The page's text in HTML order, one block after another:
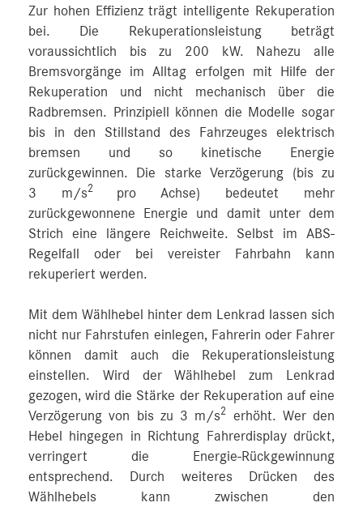
Zur hohen Effizienz trägt intelligente Rekuperation
bei. Die Rekuperationsleistung beträgt
voraussichtlich bis zu 200 kW. Nahezu alle
Bremsvorgänge im Alltag erfolgen mit Hilfe der
Rekuperation und nicht mechanisch über die
Radbremsen. Prinzipiell können die Modelle sogar
bis in den Stillstand des Fahrzeuges elektrisch
bremsen und so kinetische Energie
zurückgewinnen. Die starke Verzögerung (bis zu
3 m/s2 pro Achse) bedeutet mehr
zurückgewonnene Energie und damit unter dem
Strich eine längere Reichweite. Selbst im ABS-
Regelfall oder bei vereister Fahrbahn kann
rekuperiert werden.
Mit dem Wählhebel hinter dem Lenkrad lassen sich
nicht nur Fahrstufen einlegen, Fahrerin oder Fahrer
können damit auch die Rekuperationsleistung
einstellen. Wird der Wählhebel zum Lenkrad
gezogen, wird die Stärke der Rekuperation auf eine
Verzögerung von bis zu 3 m/s2
erhöht. Wer den
Hebel hingegen in Richtung Fahrerdisplay drückt,
verringert die Energie-Rückgewinnung
entsprechend. Durch weiteres Drücken des
Wählhebels kann zwischen den